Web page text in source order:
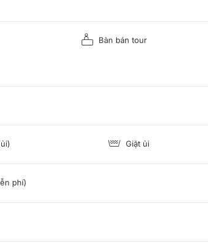
Bàn bán tour
Giặt ủi
phí)